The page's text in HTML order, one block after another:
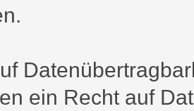
ein Recht auf